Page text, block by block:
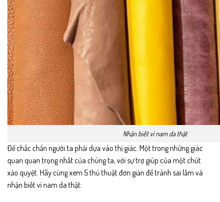
Nhận biết ví nam da thật
Để chắc chắn người ta phải dựa vào thị giác. Một trong những giác
quan quan trọng nhất của chúng ta, với sự trợ giúp của một chút
xảo quyệt. Hãy cùng xem 5 thủ thuật đơn giản để tránh sai lầm và
nhận biết ví nam da thật: